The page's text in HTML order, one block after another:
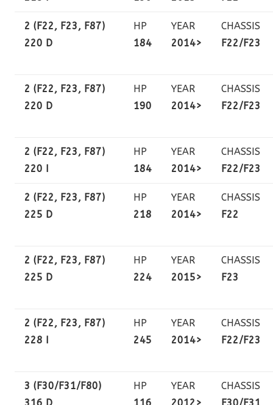
2 (F22, F23, F87)
220 D
HP
184
YEAR
2014>
CHASSIS
F22/F23
2 (F22, F23, F87)
220 D
HP
190
YEAR
2014>
CHASSIS
F22/F23
2 (F22, F23, F87)
220 I
HP
184
YEAR
2014>
CHASSIS
F22/F23
2 (F22, F23, F87)
225 D
HP
218
YEAR
2014>
CHASSIS
F22
2 (F22, F23, F87)
225 D
HP
224
YEAR
2015>
CHASSIS
F23
2 (F22, F23, F87)
228 I
HP
245
YEAR
2014>
CHASSIS
F22/F23
3 (F30/F31/F80)
316 D
HP
116
YEAR
2012>
CHASSIS
F30/F31